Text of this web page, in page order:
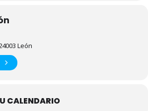
León
CALENDARIO